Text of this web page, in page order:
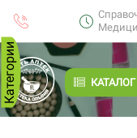
КАТАЛОГ
Категории